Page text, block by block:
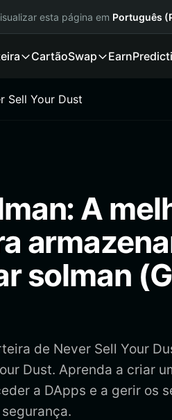
esta página em Português
CartãoSwap Earn
Sell Your Dust
A
solman
de Never Sell Your
Dust. Aprenda a criar
a DApps e a gerir os